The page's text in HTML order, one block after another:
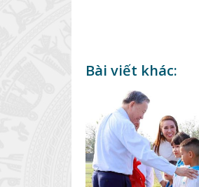
Bài viết khác: